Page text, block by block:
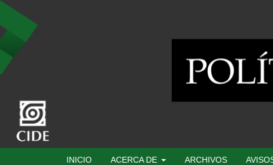
INICIO ACERCA DE ARCHIVOS